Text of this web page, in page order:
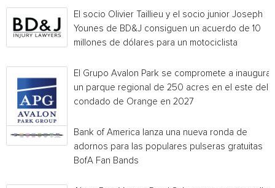
El socio Olivier Taillieu y el socio junior Joseph
Younes de BD&J consiguen un acuerdo de 10
millones de dólares para un motociclista
El Grupo Avalon Park se compromete a inaugurar
un parque regional de 250 acres en el este del
condado de Orange en 2027
Bank of America lanza una nueva ronda de
adornos para las populares pulseras gratuitas
BofA Fan Bands